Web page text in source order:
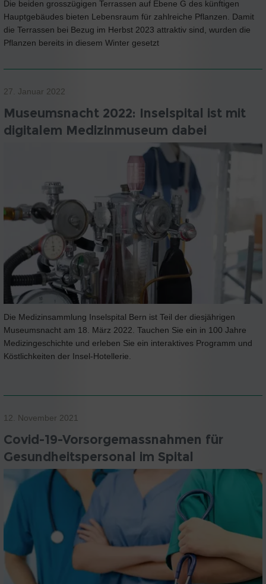
Die beiden grosszügigen Terrassen auf Ebene G des künftigen
Hauptgebäudes bieten Lebensraum für zahlreiche Pflanzen. Damit
die Terrassen bei Bezug im Herbst 2023 attraktiv sind, wurden die
Pflanzen bereits in diesem Winter gesetzt
27. Januar 2022
Museumsnacht 2022: Inselspital ist mit
digitalem Medizinmuseum dabei
Die Medizinsammlung Inselspital Bern ist Teil der diesjährigen
Museumsnacht am 18. März 2022. Tauchen Sie ein in 100 Jahre
Medizingeschichte und erleben Sie ein interaktives Programm und
Köstlichkeiten der Insel-Hotellerie.
12. November 2021
Covid-19-Vorsorgemassnahmen für
Gesundheitspersonal im Spital